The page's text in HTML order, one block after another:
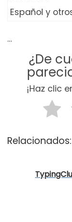
Español y
…
¿De
¡Haz clic
Relacionados: